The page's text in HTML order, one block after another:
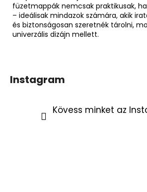
füzetmappák nemcsak praktikusak,
– ideálisak mindazok számára, akik
és biztonságosan szeretnék tárolni,
univerzális dizájn mellett.
Instagram
Kövess minket az